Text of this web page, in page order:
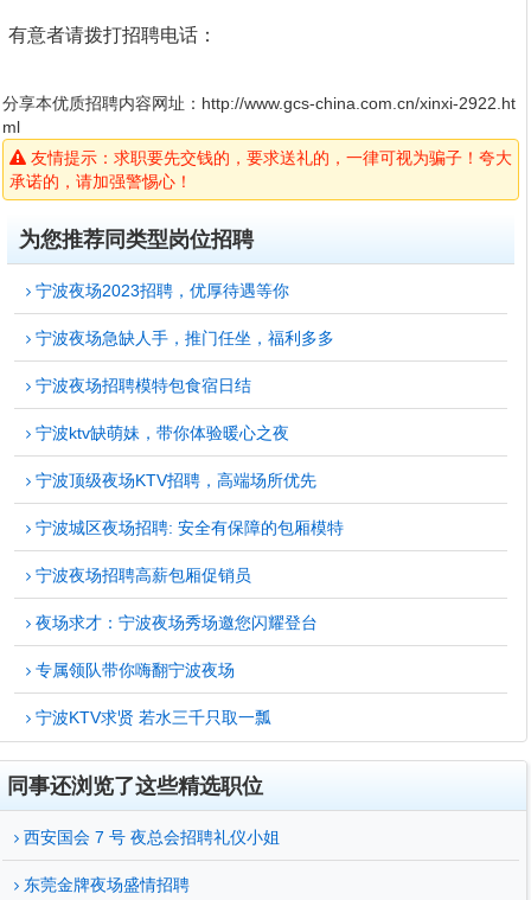
有意者请拨打招聘电话：
分享本优质招聘内容网址： http://www.gcs-china.com.cn/xinxi-2922.ht
ml
友情提示：求职要先交钱的，要求送礼的，一律可视为骗子！夸大
承诺的，请加强警惕心！
为您推荐同类型岗位招聘
宁波夜场2023招聘，优厚待遇等你
宁波夜场急缺人手，推门任坐，福利多多
宁波夜场招聘模特包食宿日结
宁波ktv缺萌妹，带你体验暖心之夜
宁波顶级夜场KTV招聘，高端场所优先
宁波城区夜场招聘: 安全有保障的包厢模特
宁波夜场招聘高薪包厢促销员
夜场求才：宁波夜场秀场邀您闪耀登台
专属领队带你嗨翻宁波夜场
宁波KTV求贤 若水三千只取一瓢
同事还浏览了这些精选职位
西安国会 7 号 夜总会招聘礼仪小姐
东莞金牌夜场盛情招聘